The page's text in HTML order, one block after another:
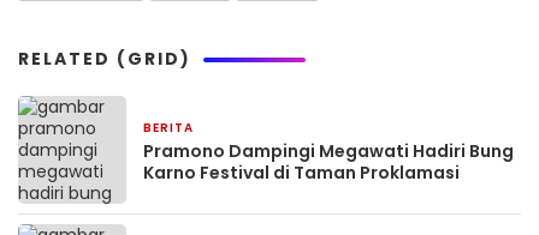
RELATED (GRID)
BERITA
Pramono Dampingi Megawati Hadiri Bung
Karno Festival di Taman Proklamasi